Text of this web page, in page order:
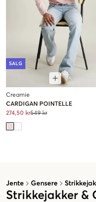
Jente Gensere
Strikkejakker &
SALG
Creamie
CARDIGAN POINTELLE
274,50 kr549 kr